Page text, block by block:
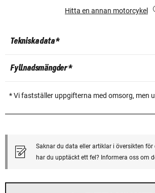
Hitta en annan motorcykel
Tekniska data *
Fyllnadsmängder *
* Vi fastställer uppgifterna med omsorg, men
Saknar du data eller artiklar i översikten för
har du upptäckt ett fel? Informera oss om